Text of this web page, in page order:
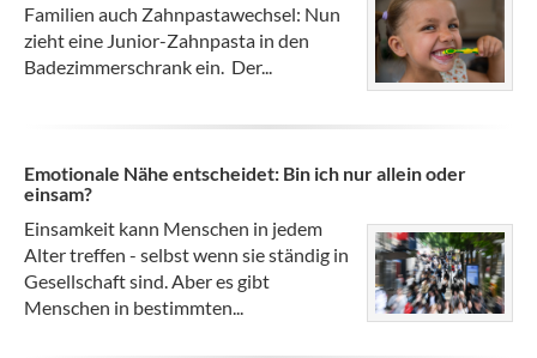
Familien auch Zahnpastawechsel: Nun
zieht eine Junior-Zahnpasta in den
Badezimmerschrank ein. Der...
Emotionale Nähe entscheidet: Bin ich nur allein oder
einsam?
Einsamkeit kann Menschen in jedem
Alter treffen - selbst wenn sie ständig in
Gesellschaft sind. Aber es gibt
Menschen in bestimmten...